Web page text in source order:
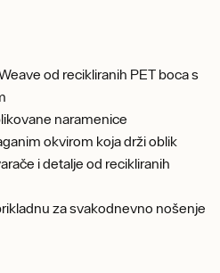
od recikliranih PET boca s
naramenice
okvirom koja drži oblik
i detalje od recikliranih
za svakodnevno nošenje